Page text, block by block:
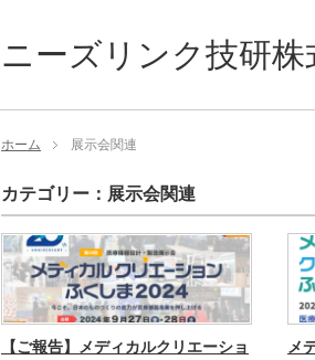
ニーズリンク技研株
ホーム 展示会関連
カテゴリー：展示会関連
【ご報告】メディカルクリエーショ
メ